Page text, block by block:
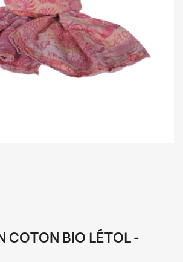
COTON BIO LÉTOL -